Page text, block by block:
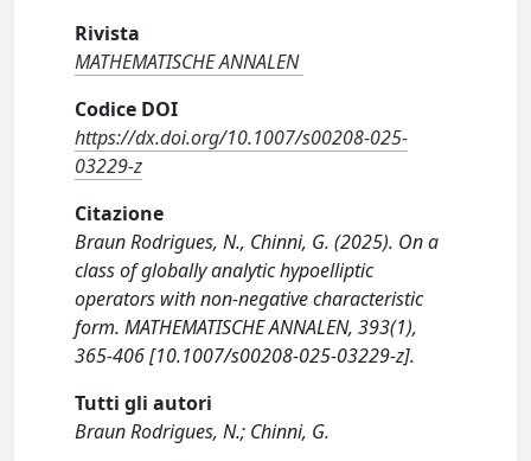
Rivista
MATHEMATISCHE ANNALEN
Codice DOI
https://dx.doi.org/10.1007/s00208-025-
03229-z
Citazione
Braun Rodrigues, N., Chinni, G. (2025). On a
class of globally analytic hypoelliptic
operators with non-negative characteristic
form. MATHEMATISCHE ANNALEN, 393(1),
365-406 [10.1007/s00208-025-03229-z].
Tutti gli autori
Braun Rodrigues, N.; Chinni, G.